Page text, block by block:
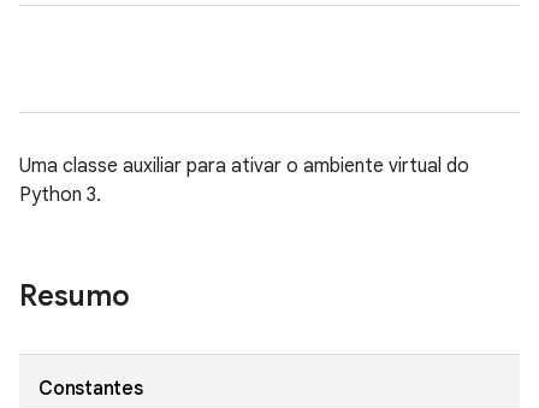
Uma classe auxiliar para ativar o ambiente virtual do
Python 3.
Resumo
Constantes